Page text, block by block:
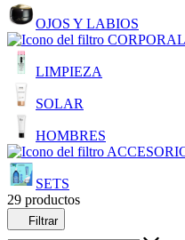
OJOS Y LABIOS
LIMPIEZA
SOLAR
HOMBRES
SETS
29 productos
Filtrar